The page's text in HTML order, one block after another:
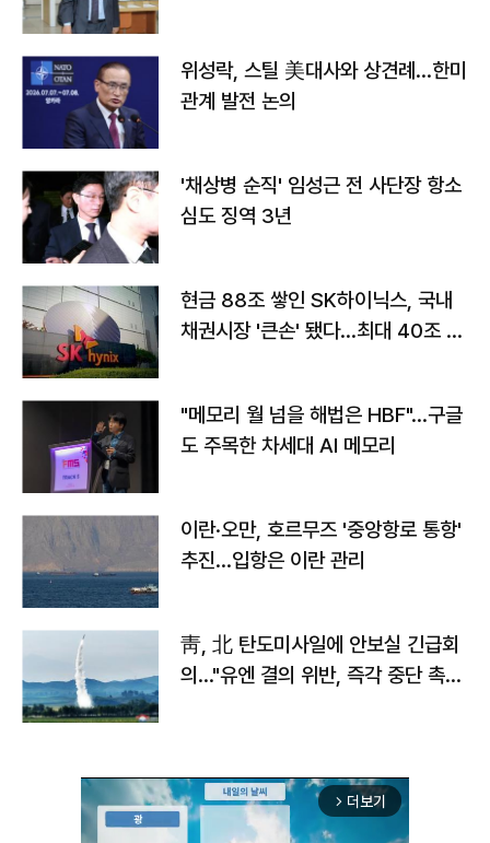
위성락, 스틸 美대사와 상견례…한미
관계 발전 논의
'채상병 순직' 임성근 전 사단장 항소
심도 징역 3년
현금 88조 쌓인 SK하이닉스, 국내
채권시장 '큰손' 됐다…최대 40조 투
"메모리 월 넘을 해법은 HBF"…구글
도 주목한 차세대 AI 메모리
이란·오만, 호르무즈 '중앙항로 통항'
추진…입항은 이란 관리
靑, 北 탄도미사일에 안보실 긴급회
의…"유엔 결의 위반, 즉각 중단 촉
arrow_forward_ios 더보기